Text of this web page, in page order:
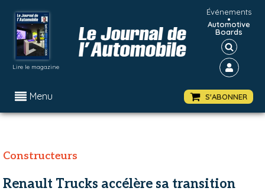
Lire le magazine
Événements
•
Automotive
Boards
Menu S'ABONNER
Constructeurs
Renault Trucks accélère sa transition